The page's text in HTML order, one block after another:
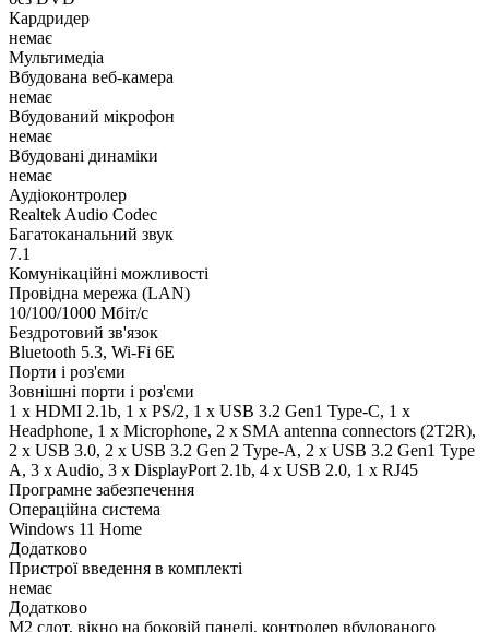
Кардридер
немає
Мультимедіа
Вбудована веб-камера
немає
Вбудований мікрофон
немає
Вбудовані динаміки
немає
Аудіоконтролер
Realtek Audio Codec
Багатоканальний звук
7.1
Комунікаційні можливості
Провідна мережа (LAN)
10/100/1000 Мбіт/с
Бездротовий зв'язок
Bluetooth 5.3, Wi-Fi 6E
Порти і роз'єми
Зовнішні порти і роз'єми
1 x HDMI 2.1b, 1 x PS/2, 1 x USB 3.2 Gen1 Type-C, 1 x
Нeadphone, 1 х Microphone, 2 x SMA antenna connectors (2T2R),
2 x USB 3.0, 2 x USB 3.2 Gen 2 Type-A, 2 x USB 3.2 Gen1 Type
A, 3 x Audio, 3 x DisplayPort 2.1b, 4 x USB 2.0, 1 x RJ45
Програмне забезпечення
Операційна система
Windows 11 Home
Додатково
Пристрої введення в комплекті
немає
Додатково
M2 слот, вікно на боковій панелі, контролер вбудованого